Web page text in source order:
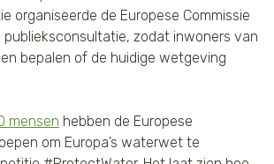
organiseerde de Europese Commissie
publieksconsultatie, zodat inwoners van
bepalen of de huidige wetgeving
mensen hebben de Europese
om Europa’s waterwet te